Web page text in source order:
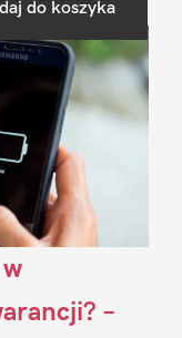
do koszyka
–